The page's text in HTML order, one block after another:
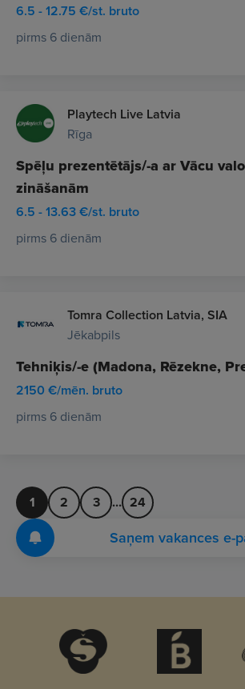
6.5 - 12.75 €/st. bruto
pirms 6 dienām
Playtech Live Latvia
Rīga
Spēļu prezentētājs/-a ar Vācu
zināšanām
6.5 - 13.63 €/st. bruto
pirms 6 dienām
Tomra Collection Latvia, SIA
Jēkabpils
Tehniķis/-e (Madona, Rēzekne,
2150 €/mēn. bruto
pirms 6 dienām
1 2 3 ... 24
Saņem vakances e-